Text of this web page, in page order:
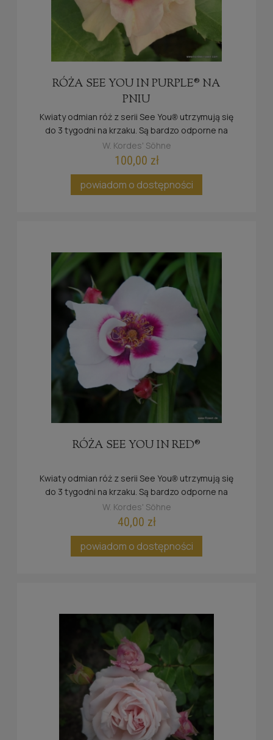
RÓŻA SEE YOU IN PURPLE® NA
PNIU
Kwiaty odmian róż z serii See You® utrzymują się
do 3 tygodni na krzaku. Są bardzo odporne na
deszcz oraz słońce.
W. Kordes' Söhne
100,00 zł
powiadom o dostępności
RÓŻA SEE YOU IN RED®
Kwiaty odmian róż z serii See You® utrzymują się
do 3 tygodni na krzaku. Są bardzo odporne na
deszcz oraz słońce.
W. Kordes' Söhne
40,00 zł
powiadom o dostępności